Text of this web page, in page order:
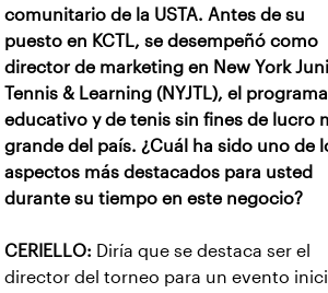
comunitario de la USTA. Antes de su
puesto en KCTL, se desempeñó como
director de marketing en New York
Tennis & Learning (NYJTL), el programa
educativo y de tenis sin fines de lucro
grande del país. ¿Cuál ha sido uno de
aspectos más destacados para usted
durante su tiempo en este negocio?
CERIELLO: Diría que se destaca ser el
director del torneo para un evento